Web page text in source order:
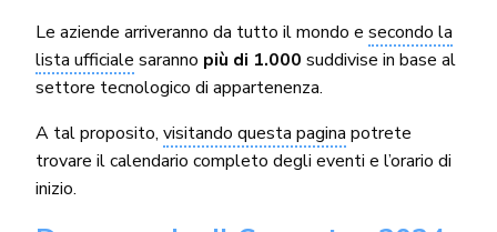
Le aziende arriveranno da tutto il mondo esecondo la
lista ufficiale saranno più di 1.000 suddivise in base al
settore tecnologico di appartenenza.
A tal proposito,visitando questa pagina potrete
trovare il calendario completo degli eventi e l’orario di
inizio.